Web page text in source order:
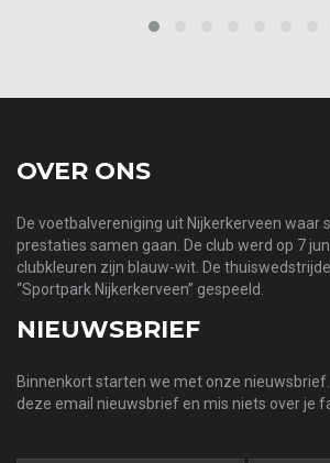
OVER ONS
De voetbalvereniging uit Nijkerkerveen waar
prestaties samen gaan. De club werd op 7
clubkleuren zijn blauw-wit. De
“Sportpark Nijkerkerveen” gespeeld.
NIEUWSBRIEF
Binnenkort starten we met onze
deze email nieuwsbrief en mis niets over je